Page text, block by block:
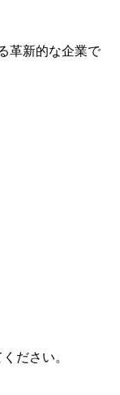
革新的な企業で
ださい。